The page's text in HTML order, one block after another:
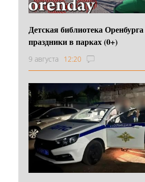
Детская библиотека
праздники в парках (0+)
9 августа 12:20